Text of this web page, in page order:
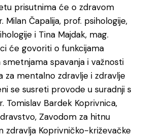
prisutnima će o zdravom
Milan Čapalija, prof. psihologije,
i Tina Majdak, mag.
će govoriti o funkcijama
spavanja i važnosti
za mentalno zdravlje i zdravlje
se susreti provode u suradnji s
Tomislav Bardek Koprivnica,
Zavodom za hitnu
zdravlja Koprivničko-križevačke